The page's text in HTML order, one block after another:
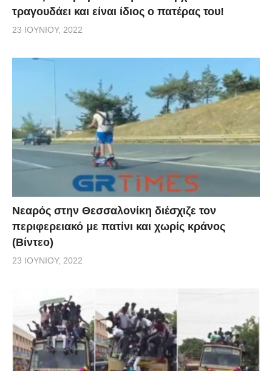
τραγουδάει και είναι ίδιος ο πατέρας του!
23 ΙΟΥΝΊΟΥ, 2022
Νεαρός στην Θεσσαλονίκη διέσχιζε τον
περιφερειακό με πατίνι και χωρίς κράνος
(Βίντεο)
23 ΙΟΥΝΊΟΥ, 2022